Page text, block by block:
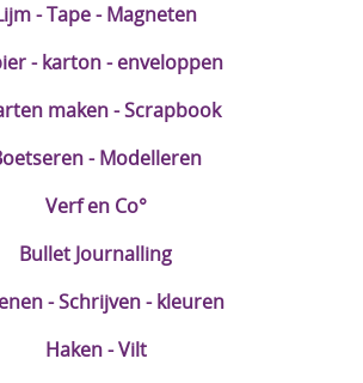
- Tape - Magneten
- karton - enveloppen
maken - Scrapbook
- Modelleren
Verf en Co°
Bullet Journalling
- Schrijven - kleuren
Haken - Vilt